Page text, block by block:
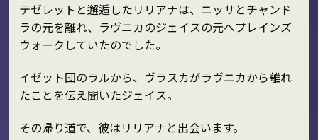
テゼレットと邂逅したリリアナは、ニッサとチャンド
ラの元を離れ、ラヴニカのジェイスの元へプレインズ
ウォークしていたのでした。
イゼット団のラルから、ヴラスカがラヴニカから離れ
たことを伝え聞いたジェイス。
その帰り道で、彼はリリアナと出会います。